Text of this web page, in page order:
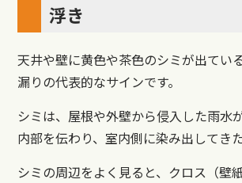
浮き
天井や壁に黄色や茶色のシミが出てい
漏りの代表的なサインです。
シミは、屋根や外壁から侵入した雨水
内部を伝わり、室内側に染み出してきた
シミの周辺をよく見ると、クロス（壁